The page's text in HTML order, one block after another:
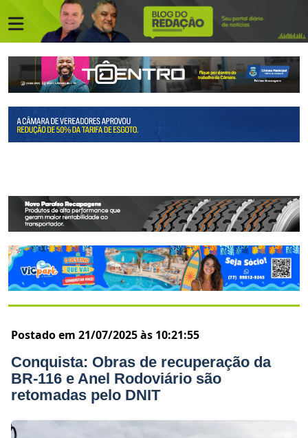
Postado em 21/07/2025 às 10:21:55
Conquista: Obras de recuperação da
BR-116 e Anel Rodoviário são
retomadas pelo DNIT